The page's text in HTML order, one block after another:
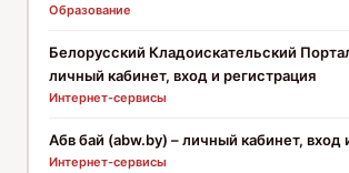
Образование
Белорусский Кладоискательский
личный кабинет, вход и регистрация
Интернет-сервисы
Абв бай (abw.by) – личный кабинет, вход
Интернет-сервисы